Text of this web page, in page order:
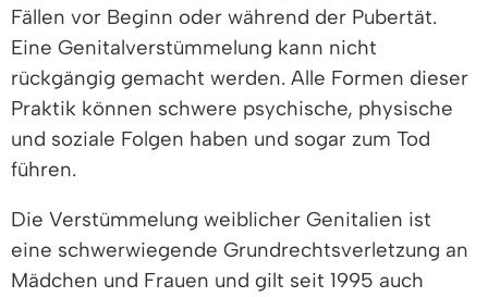
Fällen vor Beginn oder während der Pubertät.
Eine Genitalverstümmelung kann nicht
rückgängig gemacht werden. Alle Formen dieser
Praktik können schwere psychische, physische
und soziale Folgen haben und sogar zum Tod
führen.
Die Verstümmelung weiblicher Genitalien ist
eine schwerwiegende Grundrechtsverletzung an
Mädchen und Frauen und gilt seit 1995 auch